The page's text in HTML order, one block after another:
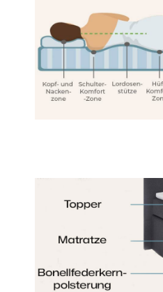
Erklärung auf unserer